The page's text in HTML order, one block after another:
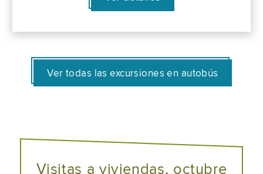
Ver todas las excursiones en autobús
Visitas a viviendas, octubre